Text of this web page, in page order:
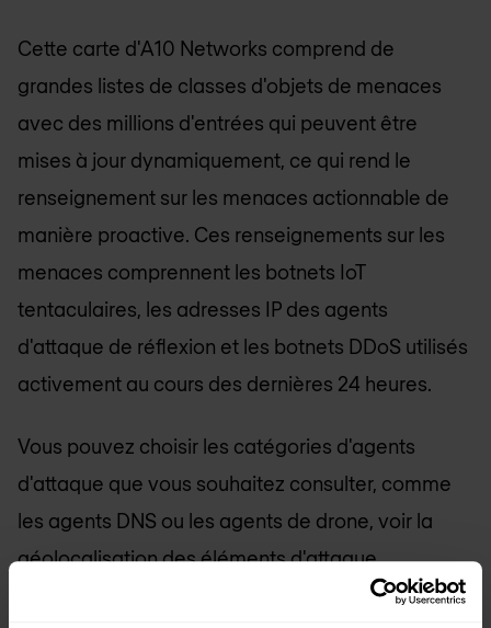
Cette carte d'A10 Networks comprend de
grandes listes de classes d'objets de menaces
avec des millions d'entrées qui peuvent être
mises à jour dynamiquement, ce qui rend le
renseignement sur les menaces actionnable de
manière proactive. Ces renseignements sur les
menaces comprennent les botnets IoT
tentaculaires, les adresses IP des agents
d'attaque de réflexion et les botnets DDoS utilisés
activement au cours des dernières 24 heures.
Vous pouvez choisir les catégories d'agents
d'attaque que vous souhaitez consulter, comme
les agents DNS ou les agents de drone, voir la
géolocalisation des éléments d'attaque
potentiels, et vérifier les entrées qui ont été